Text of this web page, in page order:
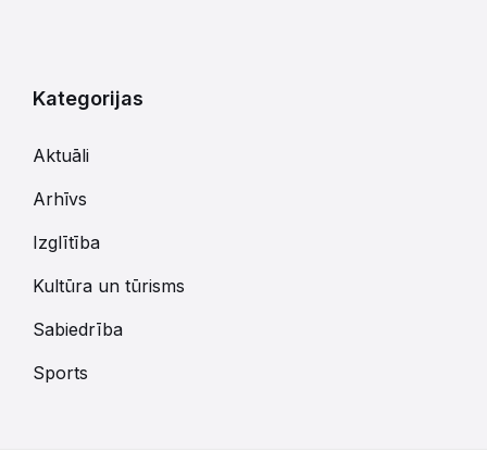
Kategorijas
Aktuāli
Arhīvs
Izglītība
Kultūra un tūrisms
Sabiedrība
Sports